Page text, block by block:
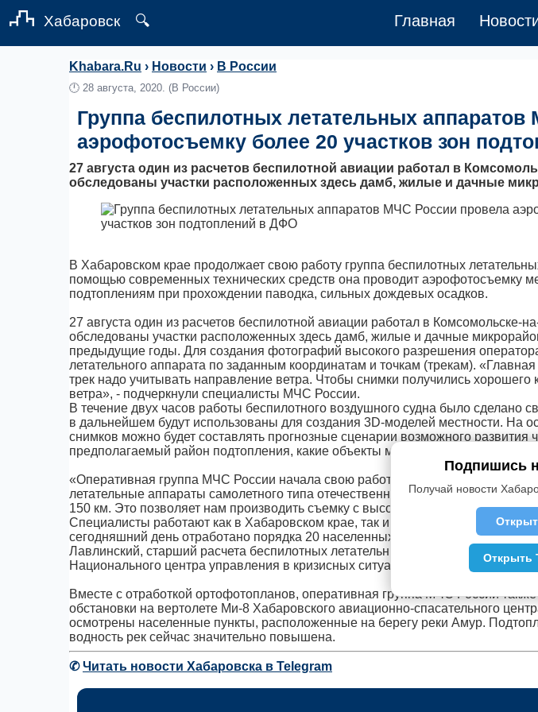
Хабаровск 🔍 Главная
Khabara.Ru › Новости › В России
🕛 28 августа, 2020. (В России)
Группа беспилотных летательных
аэрофотосъемку более 20 участков зон
27 августа один из расчетов беспилотной авиации работал в
обследованы участки расположенных здесь дамб, жилые и дачные
В Хабаровском крае продолжает свою работу группа беспилотных
помощью современных технических средств она проводит аэрофотосъемку
подтоплениям при прохождении паводка, сильных дождевых осадков.
27 августа один из расчетов беспилотной авиации работал в Комсомольске-
обследованы участки расположенных здесь дамб, жилые и дачные
предыдущие годы. Для создания фотографий высокого разрешения
летательного аппарата по заданным координатам и точкам (трекам).
трек надо учитывать направление ветра. Чтобы снимки получились хорошего
ветра», - подчеркнули специалисты МЧС России.
В течение двух часов работы беспилотного воздушного судна было сделано
в дальнейшем будут использованы для создания 3D-моделей местности. На
снимков можно будет составлять прогнозные сценарии возможного развития
предполагаемый район подтопления, какие объекты могут попасть в опасную
«Оперативная группа МЧС России начала свою работу в Дальневосточном
летательные аппараты самолетного типа отечественного производства. Они
150 км. Это позволяет нам производить съемку с высоты 500 метров
Специалисты работают как в Хабаровском крае, так и Еврейской
сегодняшний день отработано порядка 20 населенных пунктов, в планах ещё
Лавлинский, старший расчета беспилотных летательных систем оперативной
Национального центра управления в кризисных ситуациях МЧС России.
Вместе с отработкой ортофотопланов, оперативная группа МЧС России
обстановки на вертолете Ми-8 Хабаровского авиационно-спасательного
осмотрены населенные пункты, расположенные на берегу реки Амур.
водность рек сейчас значительно повышена.
✆Читать новости Хабаровска в Telegram
Подпишись
Получай новости
Открыть